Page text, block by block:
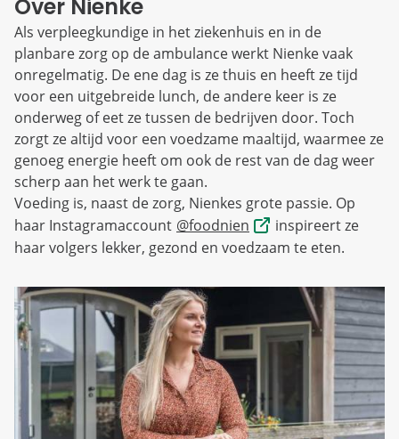
Over Nienke
Als verpleegkundige in het ziekenhuis en in de
planbare zorg op de ambulance werkt Nienke vaak
onregelmatig. De ene dag is ze thuis en heeft ze tijd
voor een uitgebreide lunch, de andere keer is ze
onderweg of eet ze tussen de bedrijven door. Toch
zorgt ze altijd voor een voedzame maaltijd, waarmee ze
genoeg energie heeft om ook de rest van de dag weer
scherp aan het werk te gaan.
Voeding is, naast de zorg, Nienkes grote passie. Op
haar Instagramaccount @foodnien
inspireert ze
haar volgers lekker, gezond en voedzaam te eten.